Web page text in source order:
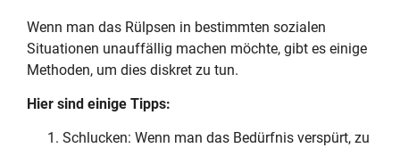
Wenn man das Rülpsen in bestimmten sozialen
Situationen unauffällig machen möchte, gibt es einige
Methoden, um dies diskret zu tun.
Hier sind einige Tipps:
Schlucken: Wenn man das Bedürfnis verspürt, zu